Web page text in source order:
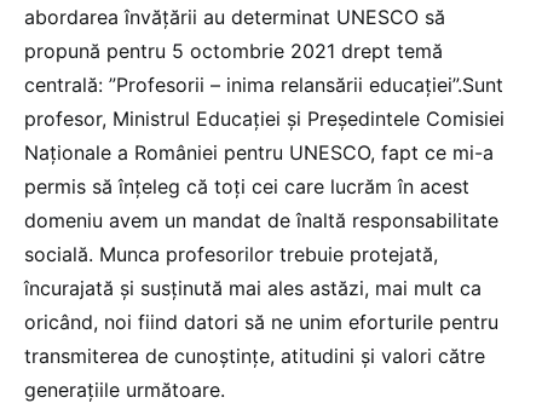
abordarea învățării au determinat UNESCO să
propună pentru 5 octombrie 2021 drept temă
centrală: ”Profesorii – inima relansării educației”.Sunt
profesor, Ministrul Educației și Președintele Comisiei
Naționale a României pentru UNESCO, fapt ce mi-a
permis să înțeleg că toți cei care lucrăm în acest
domeniu avem un mandat de înaltă responsabilitate
socială. Munca profesorilor trebuie protejată,
încurajată și susținută mai ales astăzi, mai mult ca
oricând, noi fiind datori să ne unim eforturile pentru
transmiterea de cunoștințe, atitudini și valori către
generațiile următoare.